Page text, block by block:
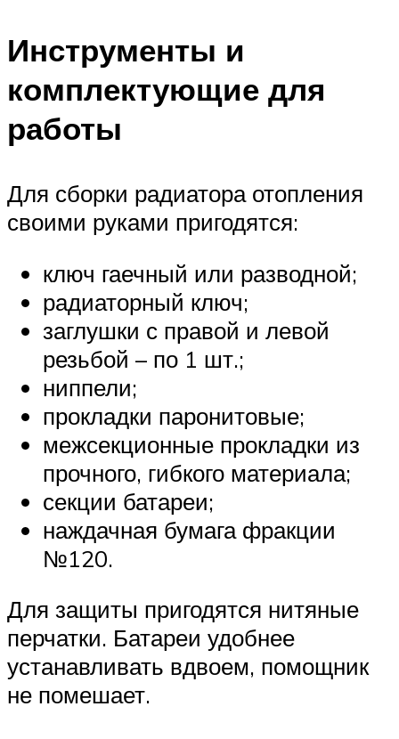
Инструменты и
комплектующие для
работы
Для сборки радиатора отопления
своими руками пригодятся:
ключ гаечный или разводной;
радиаторный ключ;
заглушки с правой и левой
резьбой – по 1 шт.;
ниппели;
прокладки паронитовые;
межсекционные прокладки из
прочного, гибкого материала;
секции батареи;
наждачная бумага фракции
№120.
Для защиты пригодятся нитяные
перчатки. Батареи удобнее
устанавливать вдвоем, помощник
не помешает.